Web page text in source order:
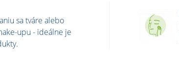
sa tváre alebo
upu - ideálne je